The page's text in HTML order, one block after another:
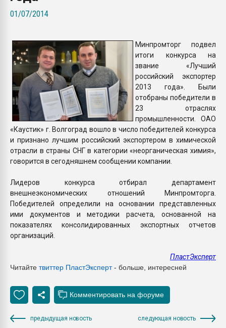
01/07/2014
Минпромторг подвел
итоги конкурса на
звание «Лучший
российский экспортер
2013 года». Были
отобраны победители в
23 отраслях
промышленности. ОАО
«Каустик» г. Волгоград вошло в число победителей конкурса
и признано лучшим российский экспортером в химической
отрасли в страны СНГ в категории «неорганическая химия»,
говорится в сегодняшнем сообщении компании.
Лидеров конкурса отбирал департамент
внешнеэкономических отношений Минпромторга.
Победителей определили на основании представленных
ими документов и методики расчета, основанной на
показателях консолидированных экспортных отчетов
организаций.
ПластЭксперт
Читайте твиттер ПластЭксперт- больше, интересней
предыдущая новость следующая новость